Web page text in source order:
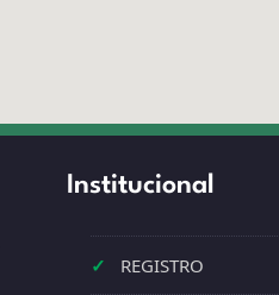
Institucional
✓ REGISTRO